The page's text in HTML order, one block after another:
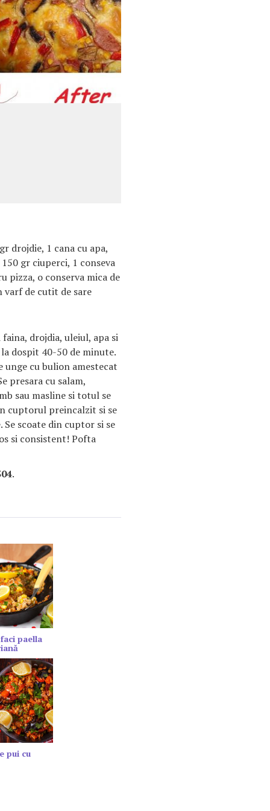
drojdie, 1 cana cu apa,
gr ciuperci, 1 conseva
pizza, o conserva mica de
varf de cutit de sare
drojdia, uleiul, apa si
la dospit 40-50 de minute.
unge cu bulion amestecat
presara cu salam,
sau masline si totul se
cuptorul preincalzit si se
scoate din cuptor si se
si consistent! Pofta
.
paella
pui cu